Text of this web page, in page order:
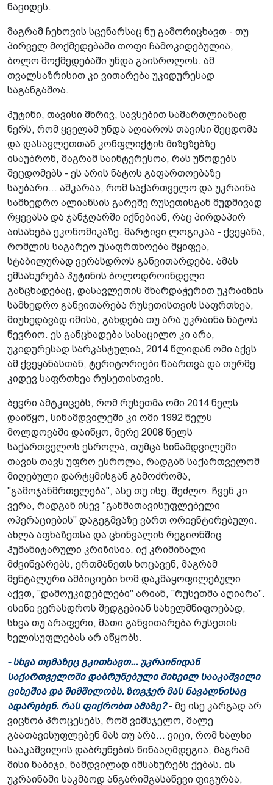
წავიდეს.
მაგრამ ჩეხოვის სცენარსაც ნუ გამორიცხავთ - თუ
პირველ მოქმედებაში თოფი ჩამოკიდებულია,
ბოლო მოქმედებაში უნდა გაისროლოს. ამ
თვალსაზრისით კი ვითარება უკიდურესად
საგანგაშოა.
პუტინი, თავისი მხრივ, სავსებით სამართლიანად
წერს, რომ ყველამ უნდა აღიაროს თავისი შეცდომა
და დასავლეთთან კონფლიქტის მიზეზებზე
ისაუბრონ, მაგრამ საინტერესოა, რას უწოდებს
შეცდომებს - ეს არის ნატოს გაფართოებაზე
საუბარი... აშკარაა, რომ საქართველო და უკრაინა
სამხედრო ალიანსის გარეშე რუსეთისგან მუდმივად
რყევასა და ჯანჯღარში იქნებიან, რაც პირდაპირ
აისახება ეკონომიკაზე. მარტივი ლოგიკაა - ქვეყანა,
რომლის საგარეო უსაფრთხოება მყიფეა,
სტაბილურად ვერასდროს განვითარდება. ამას
ემსახურება პუტინის ბოლოდროინდელი
განცხადებაც, დასავლეთის მხარდაჭერით უკრაინის
სამხედრო განვითარება რუსეთისთვის საფრთხეა,
მიუხედავად იმისა, გახდება თუ არა უკრაინა ნატოს
წევრიო. ეს განცხადება სასაცილო კი არა,
უკიდურესად სარკასტულია, 2014 წლიდან ომი აქვს
ამ ქვეყანასთან, ტერიტორიები წაართვა და თურმე
კიდევ საფრთხეა რუსეთისთვის.
ბევრი ამტკიცებს, რომ რუსეთმა ომი 2014 წელს
დაიწყო, სინამდვილეში კი ომი 1992 წელს
მოლდოვაში დაიწყო, მერე 2008 წელს
საქართველოს ესროლა, თუმცა სინამდვილეში
თავის თავს უფრო ესროლა, რადგან საქართველომ
მიღებული დარტყმისგან გამოძრომა,
"გამოჯანმრთელება", ასე თუ ისე, შეძლო. ჩვენ კი
ვერა, რადგან ისევ "განმათავისუფლებელი
ოპერაციების" დაგეგმვაზე ვართ ორიენტირებული.
ახლა აფხაზეთსა და ცხინვალის რეგიონშიც
ჰუმანიტარული კრიზისია. იქ კრიმინალი
მძვინვარებს, ერთმანეთს ხოცავენ, მაგრამ
მენტალური ამბიციები ხომ დაკმაყოფილებული
აქვთ, "დამოუკიდებლები" არიან, "რუსეთმა აღიარა".
ისინი ვერასდროს შედგებიან სახელმწიფოებად,
სხვა თუ არაფერი, მათი განვითარება რუსეთის
ხელისუფლებას არ აწყობს.
- სხვა თემაზეც გკითხავთ... უკრაინიდან
საქართველოში დაბრუნებული მიხეილ სააკაშვილი
ციხეშია და შიმშილობს. ზოგჯერ მას ნავალნისაც
ადარებენ. რას ფიქრობთ ამაზე?- მე ისე კარგად არ
ვიცნობ პროცესებს, რომ ვიმსჯელო, მალე
გაათავისუფლებენ მას თუ არა... ვიცი, რომ ხალხი
სააკაშვილის დაბრუნების წინააღმდეგია, მაგრამ
მისი ნაბიჯი, ნამდვილად იმსახურებს ქებას. ის
უკრაინაში საკმაოდ ანგარიშგასაწევი ფიგურაა,